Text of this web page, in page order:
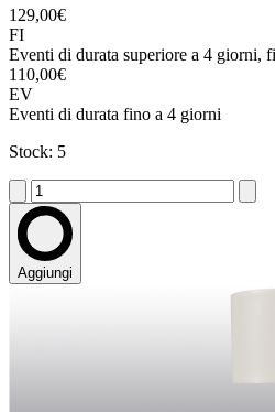
129,00€
FI
Eventi di durata superiore a 4 giorni,
110,00€
EV
Eventi di durata fino a 4 giorni
Stock: 5
Aggiungi